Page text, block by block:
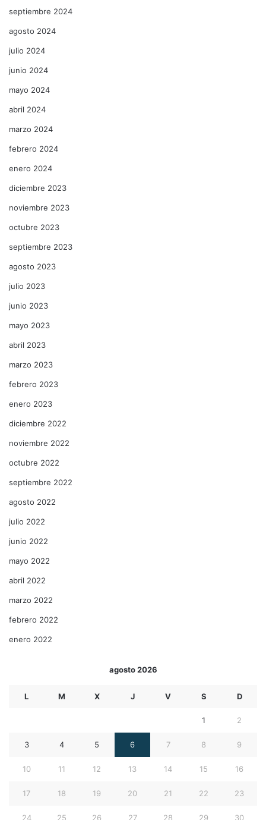
septiembre 2024
agosto 2024
julio 2024
junio 2024
mayo 2024
abril 2024
marzo 2024
febrero 2024
enero 2024
diciembre 2023
noviembre 2023
octubre 2023
septiembre 2023
agosto 2023
julio 2023
junio 2023
mayo 2023
abril 2023
marzo 2023
febrero 2023
enero 2023
diciembre 2022
noviembre 2022
octubre 2022
septiembre 2022
agosto 2022
julio 2022
junio 2022
mayo 2022
abril 2022
marzo 2022
febrero 2022
enero 2022
agosto 2026
L M X J V S D
1 2
3 4 5 6 7 8 9
10 11 12 13 14 15 16
17 18 19 20 21 22 23
24 25 26 27 28 29 30